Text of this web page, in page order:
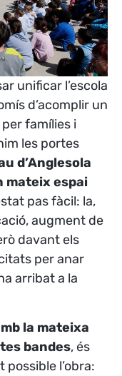
unificar l’escola
d’acomplir un
famílies i
les portes
d’Anglesola
mateix espai
pas fàcil: la,
augment de
davant els
per anar
arribat a la
la mateixa
bandes, és
possible l’obra: